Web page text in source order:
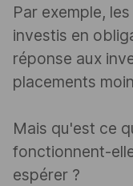
Par exemple,
investis en
réponse aux
placements
Mais qu'est ce
fonctionnent-
espérer ?